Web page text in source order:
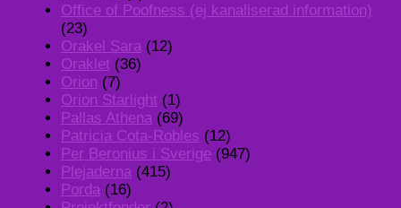
Office of Poofness (ej kanaliserad information)
(23)
Orakel Sara (12)
Oraklet (36)
Orion (7)
Orion Starlight (1)
Pallas Athena (69)
Patricia Cota-Robles (12)
Per Beronius i Sverige (947)
Plejaderna (415)
Porda (16)